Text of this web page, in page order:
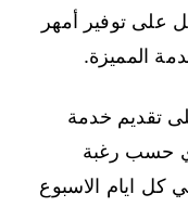
على توفير أمهر
المميزة.
تقديم خدمة
حسب رغبة
كل ايام الاسبوع